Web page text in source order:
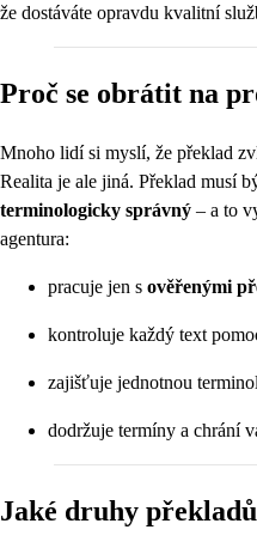
že dostáváte opravdu kvalitní
Proč se obrátit na
Mnoho lidí si myslí, že překlad
Realita je ale jiná. Překlad musí
terminologicky správný – a to
agentura:
pracuje jen s ověřenými
kontroluje každý text
zajišťuje jednotnou
dodržuje termíny a chrání
Jaké druhy